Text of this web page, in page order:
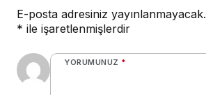
E-posta adresiniz yayınlanmayacak.
* ile işaretlenmişlerdir
YORUMUNUZ *